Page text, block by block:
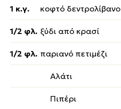
1 κ.γ. κοφτό δεντρολίβανο
1/2 φλ. ξύδι από κρασί
1/2 φλ. παριανό πετιμέζι
Αλάτι
Πιπέρι